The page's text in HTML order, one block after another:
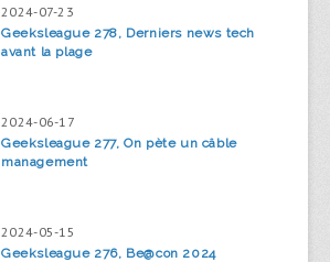
2024-07-23
Geeksleague 278, Derniers news tech
avant la plage
2024-06-17
Geeksleague 277, On pète un câble
management
2024-05-15
Geeksleague 276, Be@con 2024